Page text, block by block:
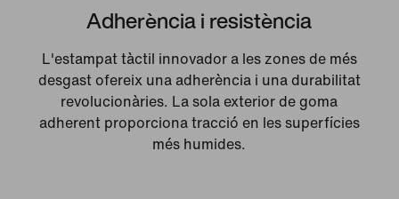
Adherència i resistència
L'estampat tàctil innovador a les zones de més
desgast ofereix una adherència i una durabilitat
revolucionàries. La sola exterior de goma
adherent proporciona tracció en les superfícies
més humides.